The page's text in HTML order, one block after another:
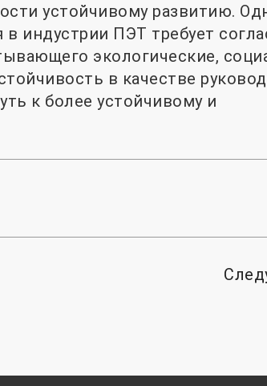
устойчивому развитию.
индустрии ПЭТ требует
экологические,
в качестве
к более устойчивому и